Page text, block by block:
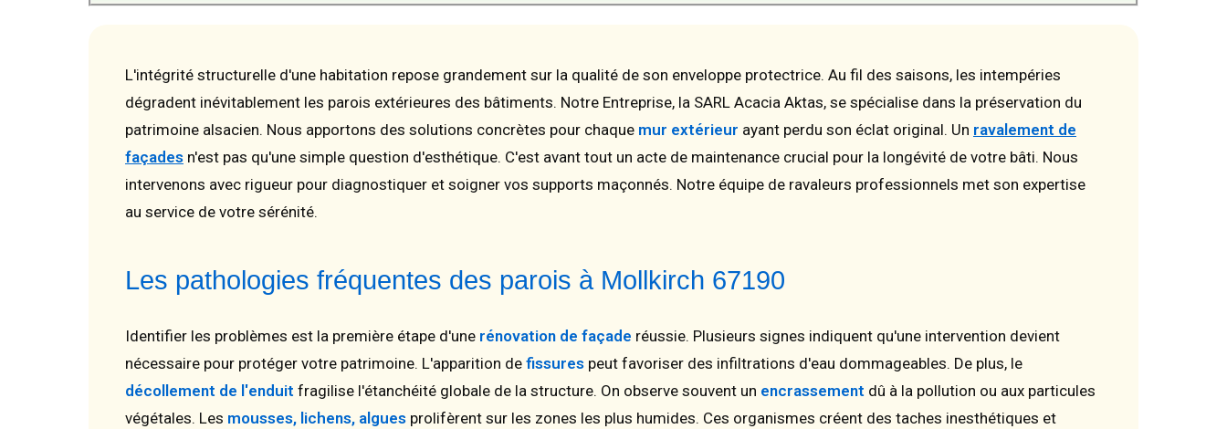
L'intégrité structurelle d'une habitation repose grandement sur la qualité de son enveloppe protectrice. Au fil des saisons, les intempéries
dégradent inévitablement les parois extérieures des bâtiments. Notre Entreprise, la SARL Acacia Aktas, se spécialise dans la préservation du
patrimoine alsacien. Nous apportons des solutions concrètes pour chaque mur extérieur ayant perdu son éclat original. Un ravalement de
façades n'est pas qu'une simple question d'esthétique. C'est avant tout un acte de maintenance crucial pour la longévité de votre bâti. Nous
intervenons avec rigueur pour diagnostiquer et soigner vos supports maçonnés. Notre équipe de ravaleurs professionnels met son expertise
au service de votre sérénité.
Les pathologies fréquentes des parois à Mollkirch 67190
Identifier les problèmes est la première étape d'une rénovation de façade réussie. Plusieurs signes indiquent qu'une intervention devient
nécessaire pour protéger votre patrimoine. L'apparition de fissures peut favoriser des infiltrations d'eau dommageables. De plus, le
décollement de l'enduit fragilise l'étanchéité globale de la structure. On observe souvent un encrassement dû à la pollution ou aux particules
végétales. Les mousses, lichens, algues prolifèrent sur les zones les plus humides. Ces organismes créent des taches inesthétiques et